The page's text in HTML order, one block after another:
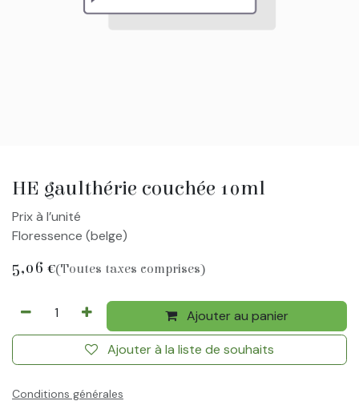
HE gaulthérie couchée 10ml
Prix à l’unité
Floressence (belge)
5,06 €(Toutes taxes comprises)
Ajouter au panier
Ajouter à la liste de souhaits
Conditions générales